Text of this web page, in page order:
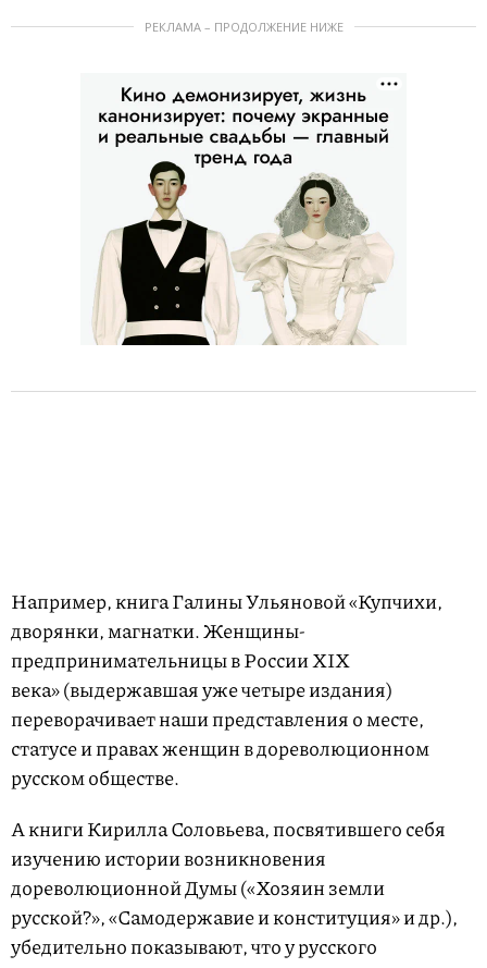
РЕКЛАМА – ПРОДОЛЖЕНИЕ НИЖЕ
Например, книга Галины Ульяновой «Купчихи,
дворянки, магнатки. Женщины-
предпринимательницы в России XIX
века» (выдержавшая уже четыре издания)
переворачивает наши представления о месте,
статусе и правах женщин в дореволюционном
русском обществе.
А книги Кирилла Соловьева, посвятившего себя
изучению истории возникновения
дореволюционной Думы («Хозяин земли
русской?», «Самодержавие и конституция» и др.),
убедительно показывают, что у русского